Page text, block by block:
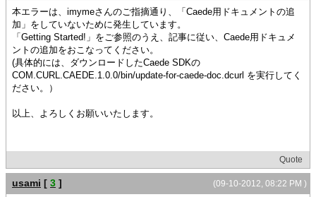
本エラーは、imymeさんのご指摘通り、「Caede用ドキュメントの追
加」をしていないために発生しています。
「Getting Started!」をご参照のうえ、記事に従い、Caede用ドキュメ
ントの追加をおこなってください。
(具体的には、ダウンロードしたCaede SDKの
COM.CURL.CAEDE.1.0.0/bin/update-for-caede-doc.dcurl を実行してく
ださい。）
以上、よろしくお願いいたします。
Quote
(09-10-2012, 08:22 PM )
usami [ 3 ]